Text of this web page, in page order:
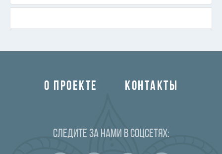
О ПРОЕКТЕ КОНТАКТЫ
Следите за нами в соцсетях: